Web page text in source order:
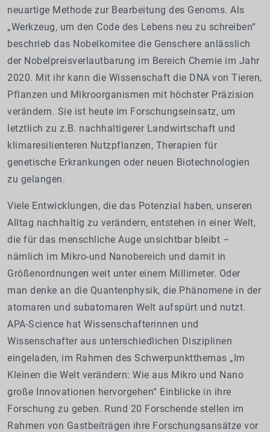
neuartige Methode zur Bearbeitung des Genoms. Als
„Werkzeug, um den Code des Lebens neu zu schreiben“
beschrieb das Nobelkomitee die Genschere anlässlich
der Nobelpreisverlautbarung im Bereich Chemie im Jahr
2020. Mit ihr kann die Wissenschaft die DNA von Tieren,
Pflanzen und Mikroorganismen mit höchster Präzision
verändern. Sie ist heute im Forschungseinsatz, um
letztlich zu z.B. nachhaltigerer Landwirtschaft und
klimaresilienteren Nutzpflanzen, Therapien für
genetische Erkrankungen oder neuen Biotechnologien
zu gelangen.
Viele Entwicklungen, die das Potenzial haben, unseren
Alltag nachhaltig zu verändern, entstehen in einer Welt,
die für das menschliche Auge unsichtbar bleibt –
nämlich im Mikro-und Nanobereich und damit in
Größenordnungen weit unter einem Millimeter. Oder
man denke an die Quantenphysik, die Phänomene in der
atomaren und subatomaren Welt aufspürt und nutzt.
APA-Science hat Wissenschafterinnen und
Wissenschafter aus unterschiedlichen Disziplinen
eingeladen, im Rahmen des Schwerpunktthemas „Im
Kleinen die Welt verändern: Wie aus Mikro und Nano
große Innovationen hervorgehen“ Einblicke in ihre
Forschung zu geben. Rund 20 Forschende stellen im
Rahmen von Gastbeiträgen ihre Forschungsansätze vor